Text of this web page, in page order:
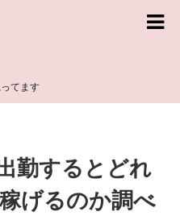
てます
勤するとどれ
げるのか調べ